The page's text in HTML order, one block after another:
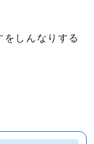
をしんなりする